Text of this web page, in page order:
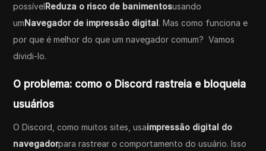
possívelReduza o risco de banimentosusando
umNavegador de impressão digital. Mas como funciona e
por que é melhor do que um navegador comum? Vamos
dividi-lo.
O problema: como o Discord rastreia e bloqueia
usuários
O Discord, como muitos sites, usaimpressão digital do
navegadorpara rastrear o comportamento do usuário. Isso